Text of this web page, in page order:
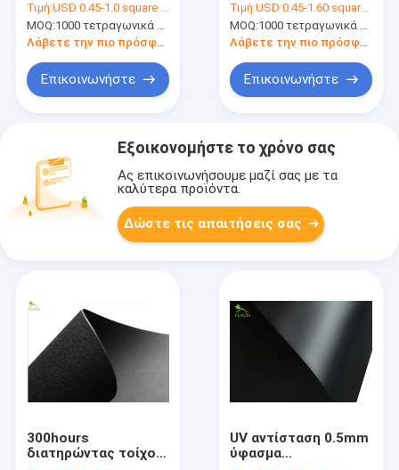
SASO Γεωμεμβράνη
για Biofloc
Τιμή:USD 0.45-1.0 square meters
MOQ:1000 τετραγωνικά μέτρα
Λάβετε την πιο πρόσφατη τιμή
Επικοινωνήστε
Δρόμοςs,
Γεωυφάσματα
πλάτους 7.0mm
Τιμή:USD 0.45-1.60 square meters
MOQ:1000 τετραγωνικά μέτρα
Λάβετε την πιο πρόσφατη τιμή
Επικοινωνήστε
Εξοικονομήστε το χρόνο σας
Ας επικοινωνήσουμε μαζί σας με τα
καλύτερα προϊόντα.
Δώστε τις απαιτήσεις σας
300hours
διατηρώντας τοίχος
UV αντίσταση 0.5mm
ύφασμα